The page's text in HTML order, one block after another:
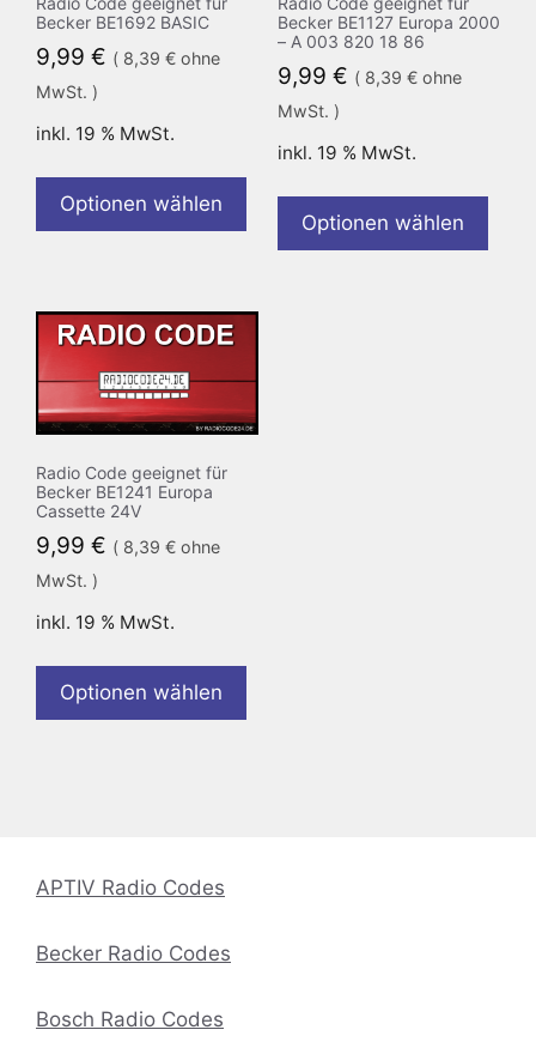
Becker BE1692 BASIC
9,99 € ( 8,39 € ohne
MwSt. )
inkl. 19 % MwSt.
Optionen wählen
Becker BE1127 Europa 2000
– A 003 820 18 86
9,99 € ( 8,39 €ohne
MwSt. )
inkl. 19 % MwSt.
Optionen wählen
Radio Code geeignet für
Becker BE1241 Europa
Cassette 24V
9,99 € ( 8,39 € ohne
MwSt. )
inkl. 19 % MwSt.
Optionen wählen
APTIV Radio Codes
Becker Radio Codes
Bosch Radio Codes